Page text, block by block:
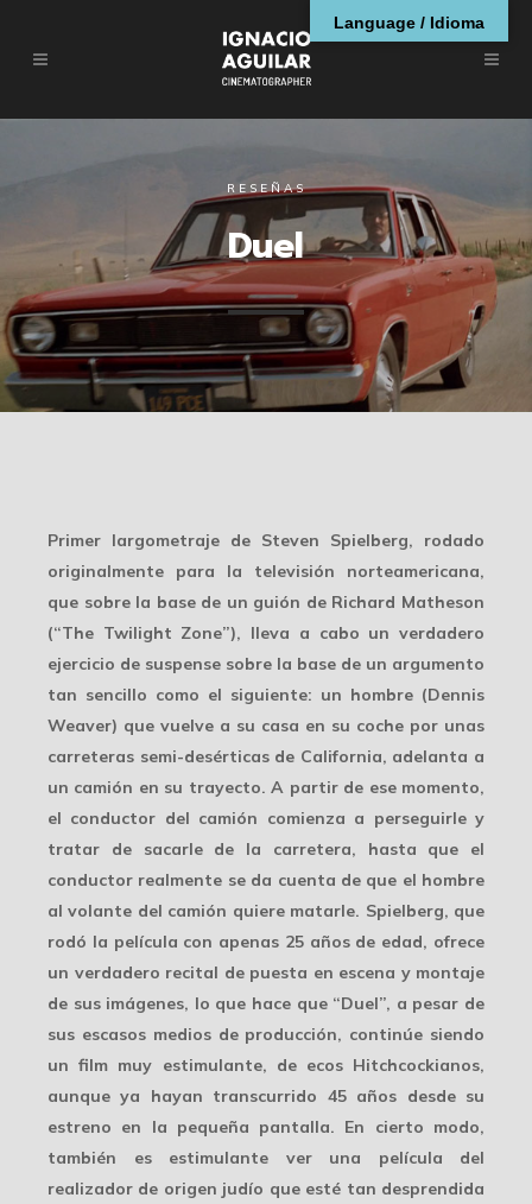
RESEÑAS
Duel
Primer largometraje de Steven Spielberg, rodado
originalmente para la televisión norteamericana,
que sobre la base de un guión de Richard Matheson
(“The Twilight Zone”), lleva a cabo un verdadero
ejercicio de suspense sobre la base de un argumento
tan sencillo como el siguiente: un hombre (Dennis
Weaver) que vuelve a su casa en su coche por unas
carreteras semi-desérticas de California, adelanta a
un camión en su trayecto. A partir de ese momento,
el conductor del camión comienza a perseguirle y
tratar de sacarle de la carretera, hasta que el
conductor realmente se da cuenta de que el hombre
al volante del camión quiere matarle. Spielberg, que
rodó la película con apenas 25 años de edad, ofrece
un verdadero recital de puesta en escena y montaje
de sus imágenes, lo que hace que “Duel”, a pesar de
sus escasos medios de producción, continúe siendo
un film muy estimulante, de ecos Hitchcockianos,
aunque ya hayan transcurrido 45 años desde su
estreno en la pequeña pantalla. En cierto modo,
también es estimulante ver una película del
realizador de origen judío que esté tan desprendida
Language / Idioma